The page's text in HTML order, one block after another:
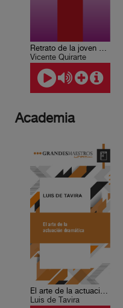
Retrato de la joven monstruo
Vicente Quirarte
Academia
El arte de la actuación dramática
Luis de Tavira